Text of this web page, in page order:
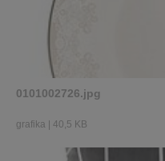
0101002726.jpg
grafika 40,5 KB